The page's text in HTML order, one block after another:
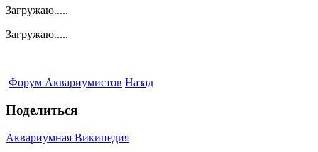
Загружаю.....
Загружаю.....
Форум Аквариумистов Назад
Поделиться
Аквариумная Википедия